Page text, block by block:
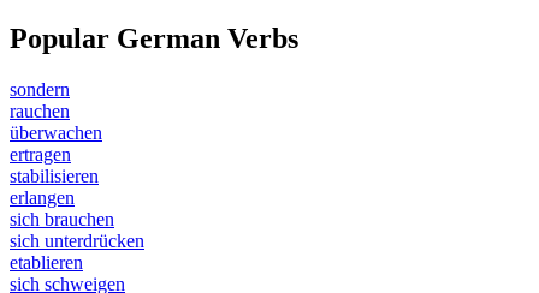
Popular German Verbs
sondern
rauchen
überwachen
ertragen
stabilisieren
erlangen
sich brauchen
sich unterdrücken
etablieren
sich schweigen